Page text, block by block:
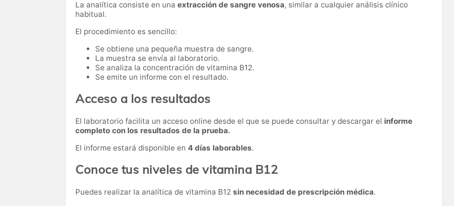
La analítica consiste en una extracción de sangre venosa, similar a cualquier análisis clínico
habitual.
El procedimiento es sencillo:
Se obtiene una pequeña muestra de sangre.
La muestra se envía al laboratorio.
Se analiza la concentración de vitamina B12.
Se emite un informe con el resultado.
Acceso a los resultados
El laboratorio facilita un acceso online desde el que se puede consultar y descargar el informe
completo con los resultados de la prueba.
El informe estará disponible en 4 días laborables.
Conoce tus niveles de vitamina B12
Puedes realizar la analítica de vitamina B12 sin necesidad de prescripción médica.